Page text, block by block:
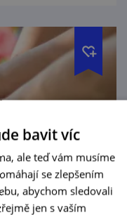
bavit víc
ale teď vám musíme
se zlepšením
abychom sledovali
jen s vaším